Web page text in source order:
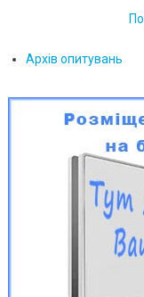
Архів опитувань